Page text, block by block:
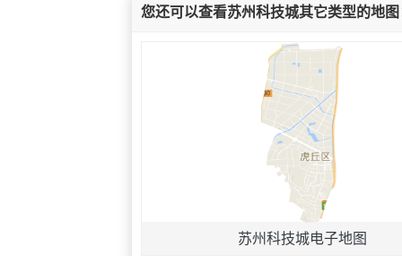
您还可以查看苏州科技城其它类型的地图
苏州科技城电子地图